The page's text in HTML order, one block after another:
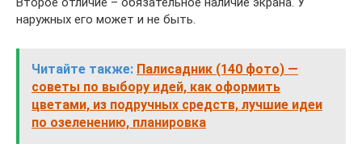
наружных его может и не быть.
Читайте также: Палисадник (140 фото) —
советы по выбору идей, как оформить
цветами, из подручных средств, лучшие идеи
по озеленению, планировка